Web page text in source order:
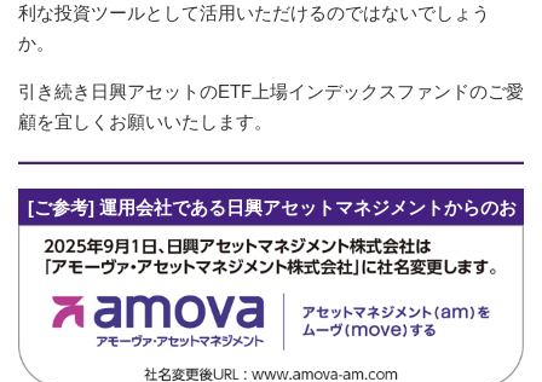
利な投資ツールとして活用いただけるのではないでしょう
か。
引き続き日興アセットのETF上場インデックスファンドのご愛
顧を宜しくお願いいたします。
[ご参考] 運用会社である日興アセットマネジメントからのお
知らせ